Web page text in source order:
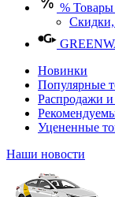
% Товары
Новинки
Популярные
Распродажи
Уцененные
Наши новости